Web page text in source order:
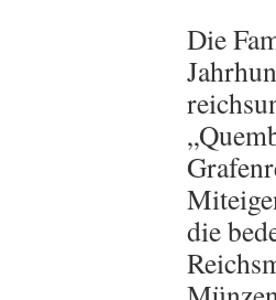
Die
die